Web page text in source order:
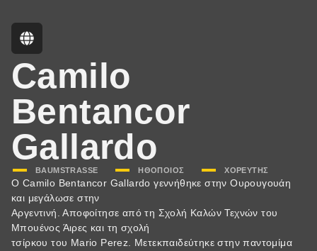
Camilo
Bentancor
Gallardo
BAUMSTRASSE ΗΘΟΠΟΙΌΣ ΧΟΡΕΥΤΉΣ
Ο Camilo Bentancor Gallardo γεννήθηκε στην Ουρουγουάη
και μεγάλωσε στην
Αργεντινή. Αποφοίτησε από τη Σχολή Καλών Τεχνών του
Μπουένος Άιρες και τη σχολή
τσίρκου του Mario Perez. Μετεκπαιδεύτηκε στην παντομίμα